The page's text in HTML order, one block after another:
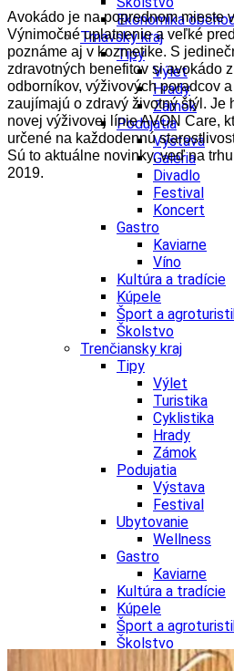
Ekonomika
Trnavský kraj
Tipy
Výlet
Hrady
Zámok
Podujatia
Výstava
Galéria
Divadlo
Festival
Koncert
Gastro
Kaviarne
Víno
Kultúra a tradície
Kúpele
Šport a
Školstvo
Trenčiansky kraj
Tipy
Výlet
Turistika
Cyklistika
Hrady
Zámok
Podujatia
Výstava
Festival
Ubytovanie
Wellness
Gastro
Kaviarne
Kultúra a tradície
Kúpele
Šport a
Školstvo
Nitriansky kraj
Avokádo je na poprednom mieste
Výnimočné uplatnenie a veľké
poznáme aj v kozmetike. S
zdravotných benefitov si avokádo
odborníkov, výživových poradcov
zaujímajú o zdravý životný štýl. Je
novej výživovej línie AVON Care,
určené na každodennú
Sú to aktuálne novinky, veď na
2019.